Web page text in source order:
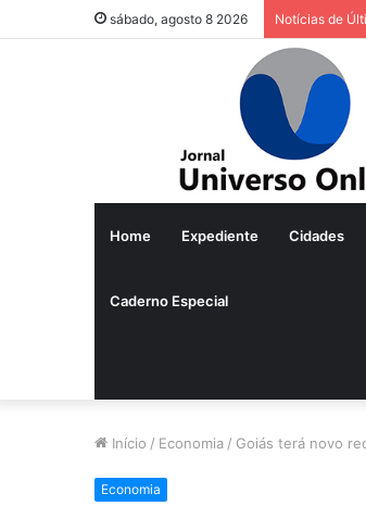
sábado, agosto 8 2026 Notícias de
Home Expediente Cidades
Caderno Especial
Início / Economia / Goiás terá novo
Economia